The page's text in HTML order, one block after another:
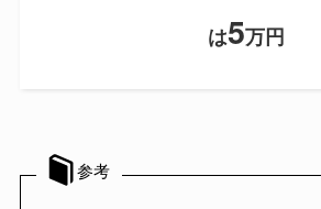
は5万円
参考